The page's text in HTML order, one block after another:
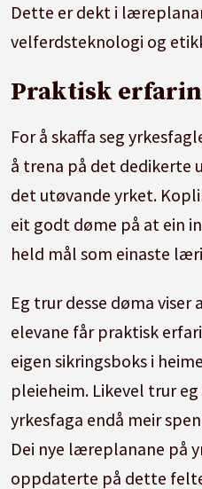
Dette er dekt i
velferdsteknologi og
Praktisk
For å skaffa seg
å trena på det dedikerte
det utøvande yrket.
eit godt døme på at ein
held mål som einaste
Eg trur desse døma
elevane får praktisk
eigen sikringsboks i
pleieheim. Likevel trur
yrkesfaga endå meir
Dei nye læreplanane på
oppdaterte på dette